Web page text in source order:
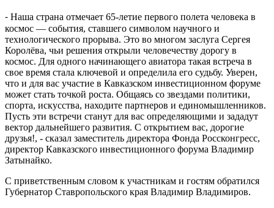
⁃ Наша страна отмечает 65-летие первого полета человека в
космос — события, ставшего символом научного и
технологического прорыва. Это во многом заслуга Сергея
Королёва, чьи решения открыли человечеству дорогу в
космос. Для одного начинающего авиатора такая встреча в
свое время стала ключевой и определила его судьбу. Уверен,
что и для вас участие в Кавказском инвестиционном форуме
может стать точкой роста. Общаясь со звездами политики,
спорта, искусства, находите партнеров и единомышленников.
Пусть эти встречи станут для вас определяющими и зададут
вектор дальнейшего развития. С открытием вас, дорогие
друзья!, - сказал заместитель директора Фонда Россконгресс,
директор Кавказского инвестиционного форума Владимир
Затынайко.
С приветственным словом к участникам и гостям обратился
Губернатор Ставропольского края Владимир Владимиров.